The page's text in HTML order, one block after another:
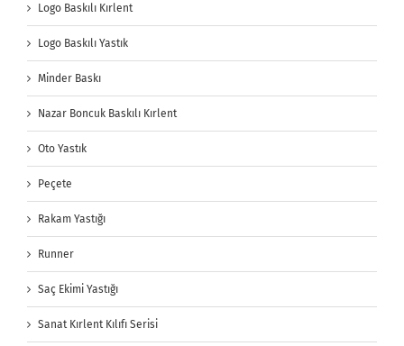
Logo Baskılı Kırlent
Logo Baskılı Yastık
Minder Baskı
Nazar Boncuk Baskılı Kırlent
Oto Yastık
Peçete
Rakam Yastığı
Runner
Saç Ekimi Yastığı
Sanat Kırlent Kılıfı Serisi